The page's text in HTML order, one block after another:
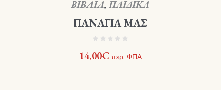
ΒΙΒΛΙΑ,ΠΑΙΔΙΚΑ
ΠΑΝΑΓΙΑ ΜΑΣ
14,00€ περ. ΦΠΑ